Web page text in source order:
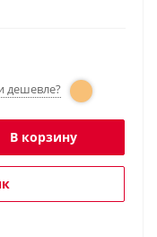
дешевле?
В корзину